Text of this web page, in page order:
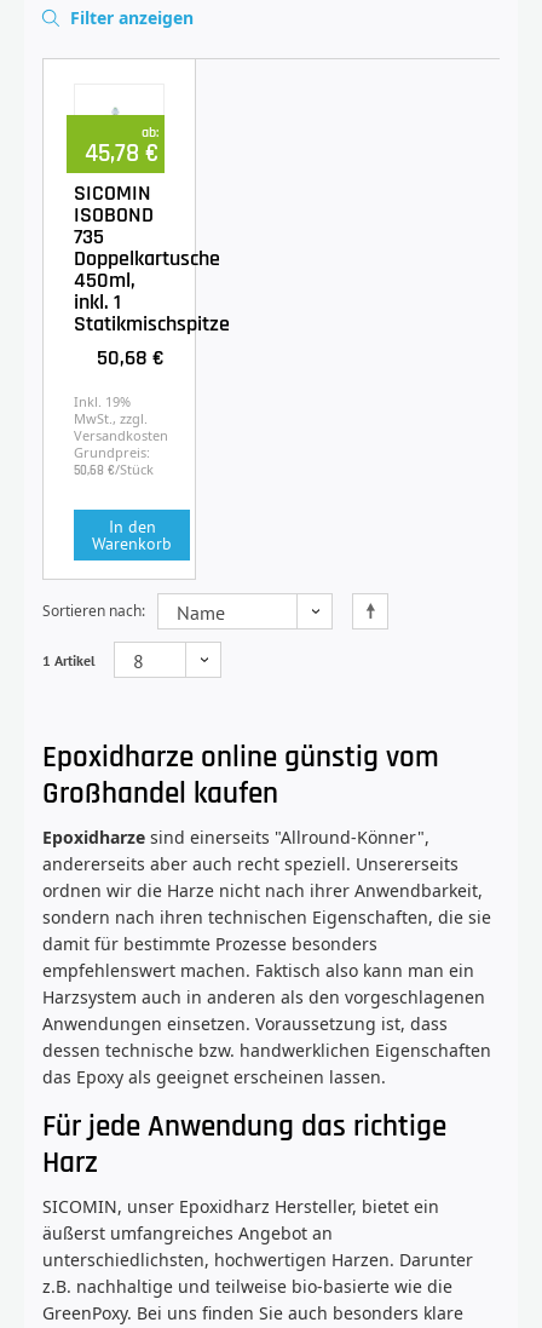
Filter anzeigen
ab:
45,78 €
SICOMIN
ISOBOND
735
Doppelkartusche
450ml,
inkl. 1
Statikmischspitze
50,68 €
Inkl. 19%
MwSt., zzgl.
Versandkosten
Grundpreis:
50,68 €/Stück
In den
Warenkorb
Sortieren nach
1 Artikel
Epoxidharze online günstig vom
Großhandel kaufen
Epoxidharze sind einerseits "Allround-Könner",
andererseits aber auch recht speziell. Unsererseits
ordnen wir die Harze nicht nach ihrer Anwendbarkeit,
sondern nach ihren technischen Eigenschaften, die sie
damit für bestimmte Prozesse besonders
empfehlenswert machen. Faktisch also kann man ein
Harzsystem auch in anderen als den vorgeschlagenen
Anwendungen einsetzen. Voraussetzung ist, dass
dessen technische bzw. handwerklichen Eigenschaften
das Epoxy als geeignet erscheinen lassen.
Für jede Anwendung das richtige
Harz
SICOMIN, unser Epoxidharz Hersteller, bietet ein
äußerst umfangreiches Angebot an
unterschiedlichsten, hochwertigen Harzen. Darunter
z.B. nachhaltige und teilweise bio-basierte wie die
GreenPoxy. Bei uns finden Sie auch besonders klare